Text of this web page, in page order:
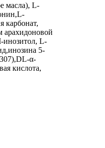
масла), L-
карбонат,
арахидоновой
инозитол, L-
5-
α-
кислота,